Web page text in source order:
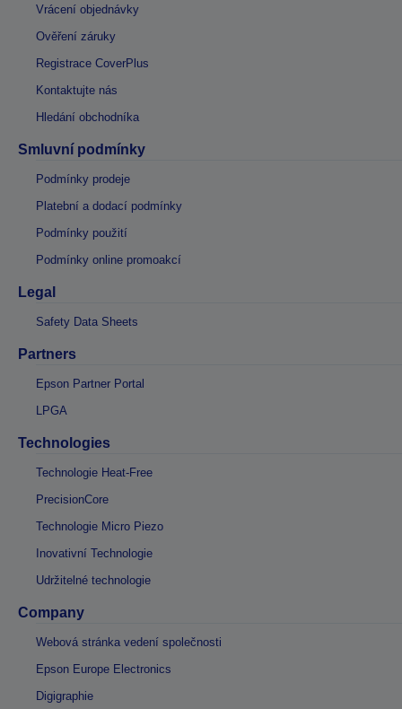
Vrácení objednávky
Ověření záruky
Registrace CoverPlus
Kontaktujte nás
Hledání obchodníka
Smluvní podmínky
Podmínky prodeje
Platební a dodací podmínky
Podmínky použití
Podmínky online promoakcí
Legal
Safety Data Sheets
Partners
Epson Partner Portal
LPGA
Technologies
Technologie Heat-Free
PrecisionCore
Technologie Micro Piezo
Inovativní Technologie
Udržitelné technologie
Company
Webová stránka vedení společnosti
Epson Europe Electronics
Digigraphie